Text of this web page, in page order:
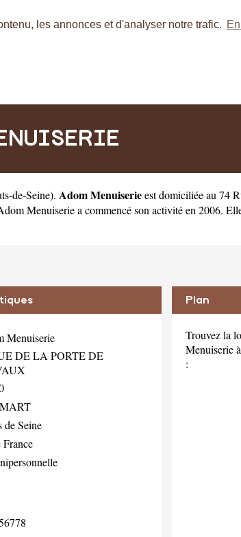
les annonces et d'analyser notre trafic.
de-Seine). Adom Menuiserieest domiciliée au 74
Menuiserie a commencé son activité en 2006.
Menuiserie
DE LA PORTE DE
de Seine
France
Plan
Trouvez la
Menuiserie
: